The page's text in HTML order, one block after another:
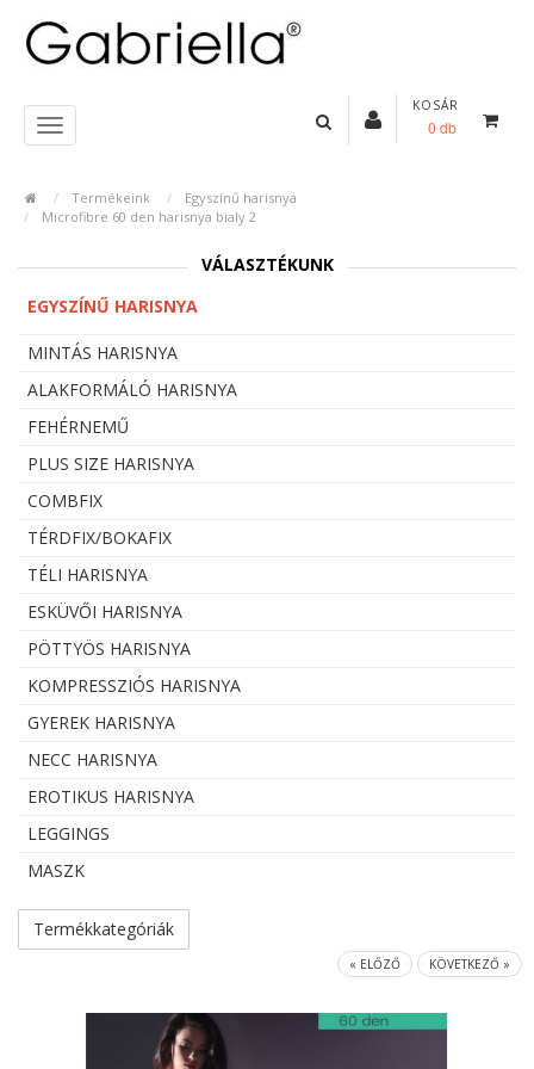
KOSÁR
0 db
Termékeink
Egyszínű harisnya
Microfibre 60 den harisnya bialy 2
VÁLASZTÉKUNK
EGYSZÍNŰ HARISNYA
MINTÁS HARISNYA
ALAKFORMÁLÓ HARISNYA
FEHÉRNEMŰ
PLUS SIZE HARISNYA
COMBFIX
TÉRDFIX/BOKAFIX
TÉLI HARISNYA
ESKÜVŐI HARISNYA
PÖTTYÖS HARISNYA
KOMPRESSZIÓS HARISNYA
GYEREK HARISNYA
NECC HARISNYA
EROTIKUS HARISNYA
LEGGINGS
MASZK
Termékkategóriák
« ELŐZŐ KÖVETKEZŐ »